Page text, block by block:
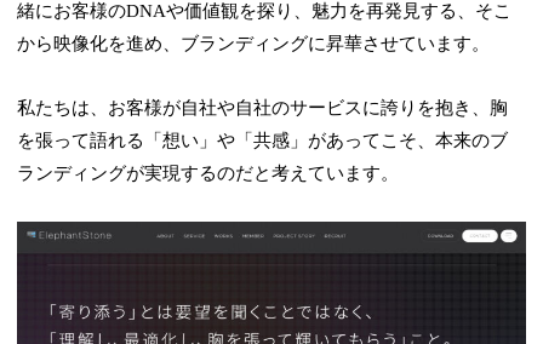
緒にお客様のDNAや価値観を探り、魅力を再発見する、そこ
から映像化を進め、ブランディングに昇華させています。
私たちは、お客様が自社や自社のサービスに誇りを抱き、胸
を張って語れる「想い」や「共感」があってこそ、本来のブ
ランディングが実現するのだと考えています。